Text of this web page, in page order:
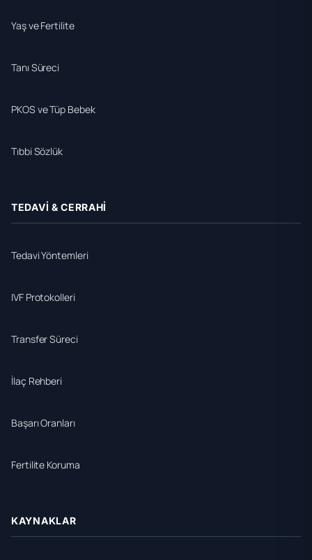
Yaş ve Fertilite
Tanı Süreci
PKOS ve Tüp Bebek
Tıbbi Sözlük
TEDAVI & CERRAHI
Tedavi Yöntemleri
IVF Protokolleri
Transfer Süreci
İlaç Rehberi
Başarı Oranları
Fertilite Koruma
KAYNAKLAR